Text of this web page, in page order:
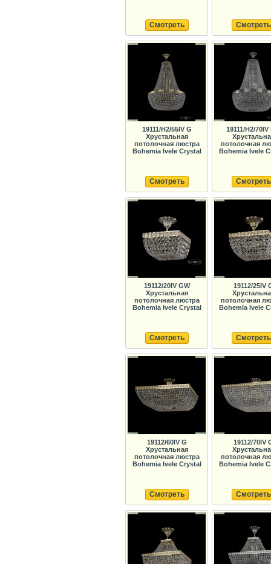
Смотреть Смотреть
19111/H2/55IV G
Хрустальная
потолочная люстра
Bohemia Ivele Crystal
Смотреть
19111/H2/70IV
потолочная
Bohemia Ivele
Смотреть
19112/20IV GW
Хрустальная
потолочная люстра
Bohemia Ivele Crystal
Смотреть
19112/25IV
потолочная
Bohemia Ivele
Смотреть
19112/60IV G
Хрустальная
потолочная люстра
Bohemia Ivele Crystal
Смотреть
19112/70IV
потолочная
Bohemia Ivele
Смотреть